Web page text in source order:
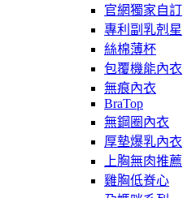
官網獨家自訂
專利副乳剋星
絲棉薄杯
包覆機能內衣
無痕內衣
BraTop
無鋼圈內衣
厚墊爆乳內衣
上胸無肉推薦
雞胸低脊心